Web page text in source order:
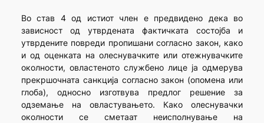
Во став 4 од истиот член е предвидено дека во
зависност од утврдената фактичката состојба и
утврдените повреди пропишани согласно закон, како
и од оценката на олеснувачките или отежнувачките
околности, овластеното службено лице ја одмерува
прекршочната санкција согласно закон (опомена или
глоба), односно изготвува предлог решение за
одземање на овластувањето. Како олеснувачки
околности се сметаат неисполнување на